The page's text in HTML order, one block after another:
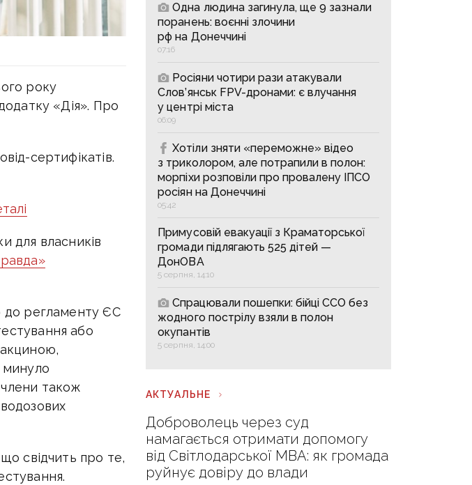
року
«Дія». Про
сертифікатів.
для власників
до регламенту ЄС
або
минуло
також
свідчить про те,
Одна людина загинула, ще 9 зазнали
поранень: воєнні злочини
рф на Донеччині
07:16
Росіяни чотири рази атакували
Слов’янськ FPV-дронами: є влучання
у центрі міста
06:09
Хотіли зняти «переможне» відео
з триколором, але потрапили в полон:
морпіхи розповіли про провалену ІПСО
росіян на Донеччині
05:42
Примусовій евакуації з Краматорської
громади підлягають 525 дітей —
ДонОВА
5 серпня, 14:10
Спрацювали пошепки: бійці ССО без
жодного пострілу взяли в полон
окупантів
5 серпня, 14:00
АКТУАЛЬНЕ
Доброволець через суд
намагається отримати допомогу
від Світлодарської МВА: як громада
руйнує довіру до влади